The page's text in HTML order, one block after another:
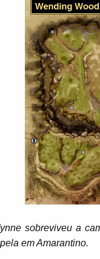
sobreviveu a
em Amarantino.